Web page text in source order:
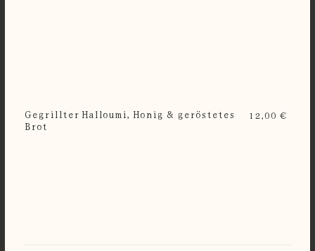
Gegrillter Halloumi, Honig & geröstetes
Brot
12,00 €